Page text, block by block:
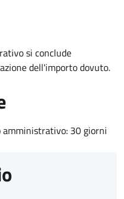
si conclude
dell'importo dovuto.
amministrativo: 30 giorni